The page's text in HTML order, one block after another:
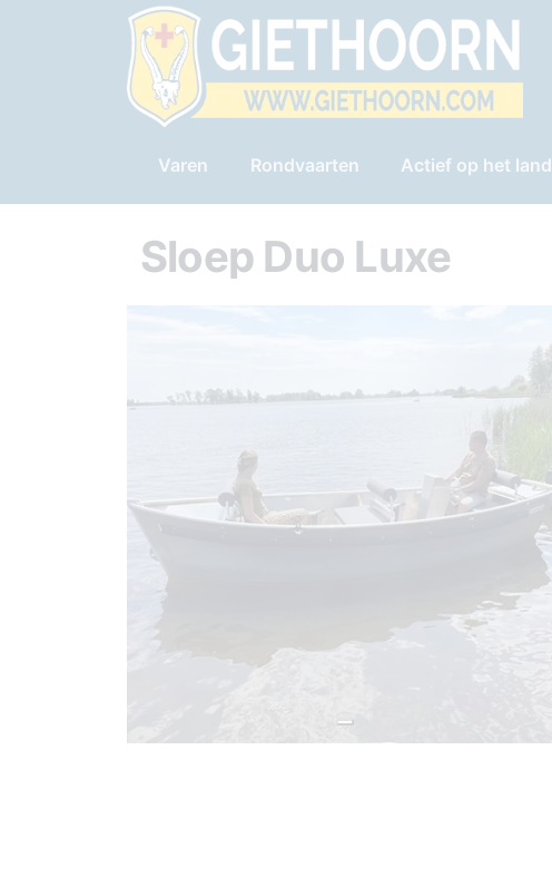
Varen Rondvaarten Actief op het land
Sloep Duo Luxe